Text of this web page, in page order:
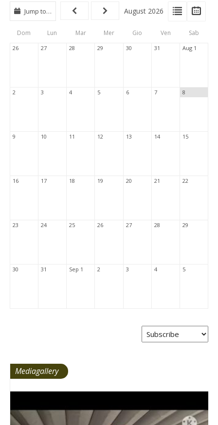
View
Type
Tabs
View
List
Jump to… August 2026
Dom Lun Mar Mer Gio Ven Sab
26 27 28 29 30 31 Aug 1
2 3 4 5 6 7 8
9 10 11 12 13 14 15
16 17 18 19 20 21 22
23 24 25 26 27 28 29
30 31 Sep 1 2 3 4 5
Mediagallery